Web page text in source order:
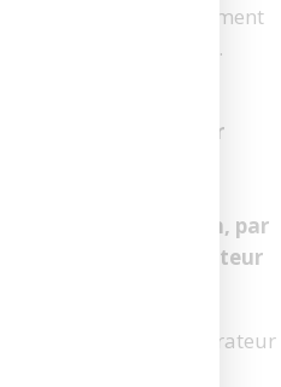
il est bon de voir comment
sur d’autres plans.
pas remplacer
balai. L’aspirateur
des
qui en feraient un
d’aspiration, par
faible sur un aspirateur
balai.
du robot aspirateur
de la maison. Si votre